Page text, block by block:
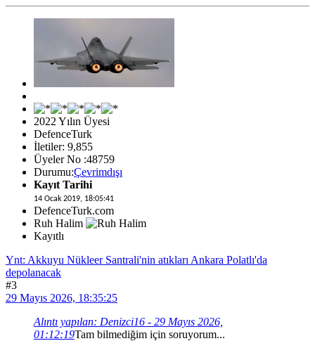
2022 Yılın Üyesi
DefenceTurk
İletiler: 9,855
Üyeler No :48759
Durumu:Çevrimdışı
Kayıt Tarihi
14 Ocak 2019, 18:05:41
DefenceTurk.com
Ruh Halim
Kayıtlı
Ynt: Akkuyu Nükleer Santrali'nin atıkları Ankara Polatlı'da
depolanacak
#3
29 Mayıs 2026, 18:35:25
Alıntı yapılan: Denizci16 - 29 Mayıs 2026,
01:12:19Tam bilmediğim için soruyorum...